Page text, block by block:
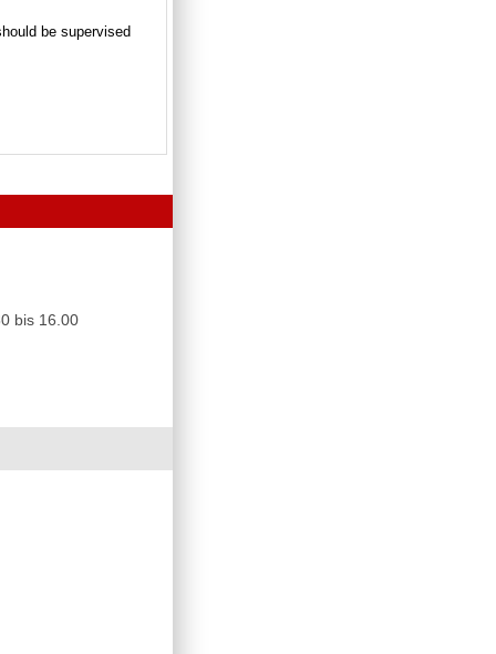
be supervised
bis 16.00